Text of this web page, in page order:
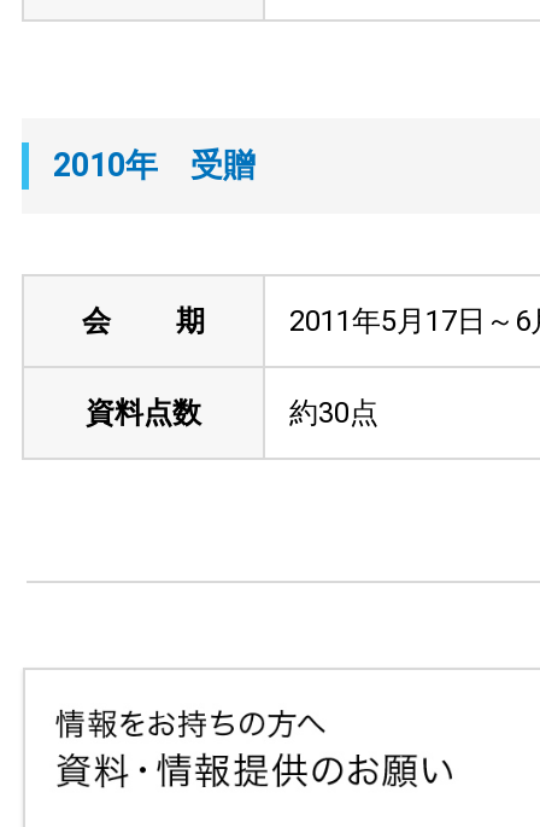
2010年 受贈
会 期 2011年5月17日～6
資料点数 約30点